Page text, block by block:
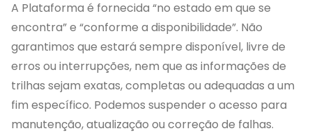
A Plataforma é fornecida “no estado em que se
encontra” e “conforme a disponibilidade”. Não
garantimos que estará sempre disponível, livre de
erros ou interrupções, nem que as informações de
trilhas sejam exatas, completas ou adequadas a um
fim específico. Podemos suspender o acesso para
manutenção, atualização ou correção de falhas.